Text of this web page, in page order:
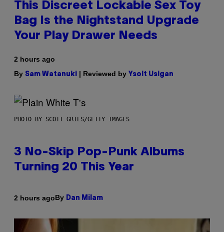
This Discreet Lockable Sex Toy
Bag Is the Nightstand Upgrade
Your Play Drawer Needs
2 hours ago
By Sam Watanuki | Reviewed by Ysolt Usigan
PHOTO BY SCOTT GRIES/GETTY IMAGES
3 No-Skip Pop-Punk Albums
Turning 20 This Year
2 hours agoBy Dan Milam